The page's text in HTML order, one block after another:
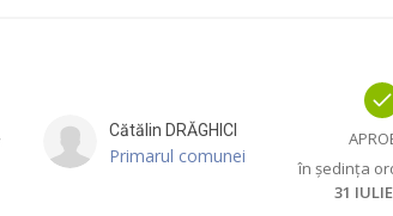
Cătălin DRĂGHICI
Primarul comunei
în ședința
31